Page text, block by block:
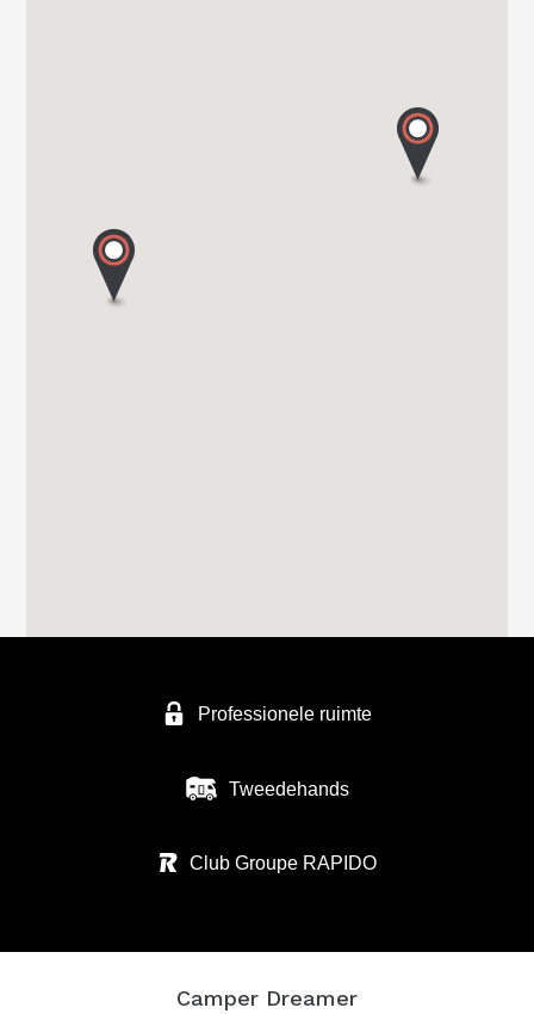
Professionele ruimte
Tweedehands
Club Groupe RAPIDO
Camper Dreamer